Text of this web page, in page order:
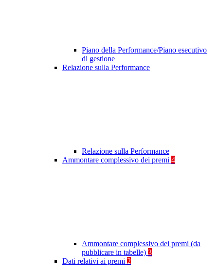
Piano della Performance/Piano esecutivo
di gestione
Relazione sulla Performance
Relazione sulla Performance
Ammontare complessivo dei premi 4
Ammontare complessivo dei premi (da
pubblicare in tabelle) 3
Dati relativi ai premi 2